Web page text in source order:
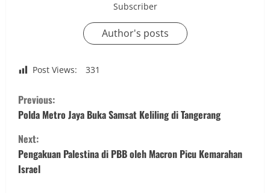
Subscriber
Author's posts
Post Views: 331
C
o
n
t
Previous:
Polda Metro Jaya Buka Samsat Keliling di Tangerang
Next:
Pengakuan Palestina di PBB oleh Macron Picu Kemarahan
Israel